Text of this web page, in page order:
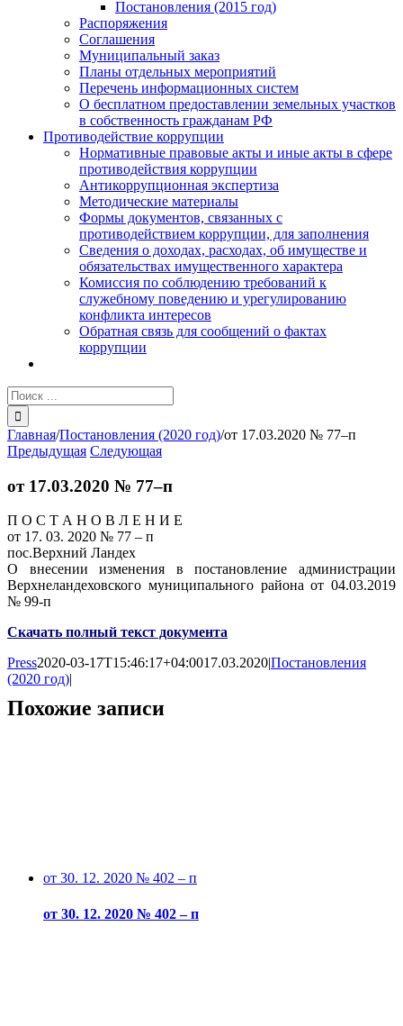
Постановления (2015 год)
Распоряжения
Соглашения
Муниципальный заказ
Планы отдельных мероприятий
Перечень информационных систем
О бесплатном предоставлении земельных участков
в собственность гражданам РФ
Противодействие коррупции
Нормативные правовые акты и иные акты в сфере
противодействия коррупции
Антикоррупционная экспертиза
Методические материалы
Формы документов, связанных с
противодействием коррупции, для заполнения
Сведения о доходах, расходах, об имуществе и
обязательствах имущественного характера
Комиссия по соблюдению требований к
служебному поведению и урегулированию
конфликта интересов
Обратная связь для сообщений о фактах
коррупции
Результат
поиска:
Главная/Постановления (2020 год)/от 17.03.2020 № 77–п
Предыдущая Следующая
от 17.03.2020 № 77–п
П О С Т А Н О В Л Е Н И Е
от 17. 03. 2020 № 77 – п
пос.Верхний Ландех
О внесении изменения в постановление администрации
Верхнеландеховского муниципального района от 04.03.2019
№ 99-п
Скачать полный текст документа
Press2020-03-17T15:46:17+04:0017.03.2020|Постановления
(2020 год)|
Похожие записи
от 30. 12. 2020 № 402 – п
от 30. 12. 2020 № 402 – п